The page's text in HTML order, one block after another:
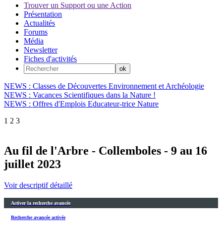
Trouver un Support ou une Action
Présentation
Actualités
Forums
Média
Newsletter
Fiches d'activités
NEWS : Classes de Découvertes Environnement et Archéologie
NEWS : Vacances Scientifiques dans la Nature !
NEWS : Offres d'Emplois Educateur-trice Nature
1 2 3
Au fil de l'Arbre - Collemboles - 9 au 16
juillet 2023
Voir descriptif détaillé
Activer la recherche avancée
Recherche avancée activée